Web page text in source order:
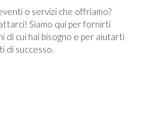
o servizi che offriamo?
Siamo qui per fornirti
di cui hai bisogno e per aiutarti
di successo.